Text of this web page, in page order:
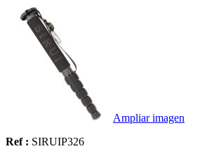
Ampliar imagen
Ref : SIRUIP326